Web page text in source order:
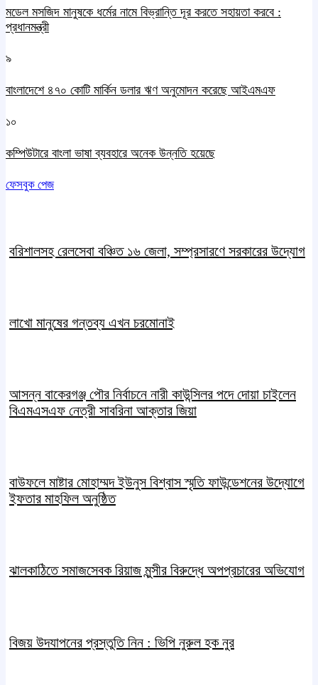
মডেল মসজিদ মানুষকে ধর্মের নামে বিভ্রান্তি দূর করতে সহায়তা করবে :
প্রধানমন্ত্রী
৯
বাংলাদেশে ৪৭০ কোটি মার্কিন ডলার ঋণ অনুমোদন করেছে আইএমএফ
১০
কম্পিউটারে বাংলা ভাষা ব্যবহারে অনেক উন্নতি হয়েছে
ফেসবুক পেজ
বরিশালসহ রেলসেবা বঞ্চিত ১৬ জেলা, সম্প্রসারণে সরকারের উদ্যোগ
লাখো মানুষের গন্তব্য এখন চরমোনাই
আসন্ন বাকেরগঞ্জ পৌর নির্বাচনে নারী কাউন্সিলর পদে দোয়া চাইলেন
বিএমএসএফ নেত্রী সাবরিনা আক্তার জিয়া
বাউফলে মাষ্টার মোহাম্মদ ইউনুস বিশ্বাস স্মৃতি ফাউন্ডেশনের উদ্যােগে
ইফতার মাহফিল অনুষ্ঠিত
ঝালকাঠিতে সমাজসেবক রিয়াজ মুন্সীর বিরুদ্ধে অপপ্রচারের অভিযোগ
বিজয় উদযাপনের প্রস্তুতি নিন : ভিপি নুরুল হক নুর